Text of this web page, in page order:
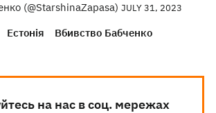
(@StarshinaZapasa)JULY 31, 2023
Естонія Вбивство Бабченко
на нас в соц. мережах